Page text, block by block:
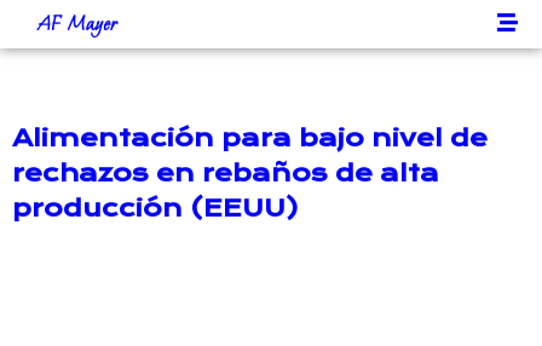
AF Mayer
Alimentación para bajo nivel de
rechazos en rebaños de alta
producción (EEUU)